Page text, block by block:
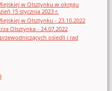
w Olsztynku w okręgu
15 stycznia 2023 r.
w Olsztynku - 23.10.2022
Olsztynka - 24.07.2022
osiedli i rad